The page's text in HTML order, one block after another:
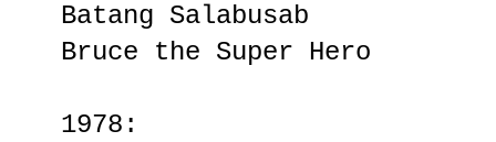
Batang Salabusab
Bruce the Super Hero
1978: